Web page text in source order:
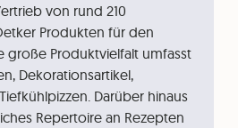
von rund 210
Produkten für den
große Produktvielfalt umfasst
Dekorationsartikel,
Darüber hinaus
Repertoire an Rezepten